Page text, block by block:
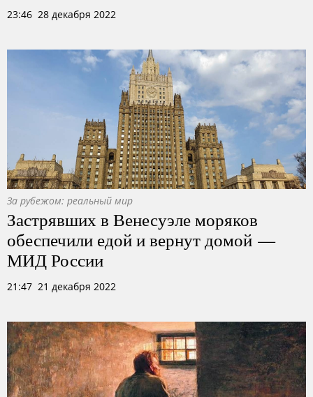
23:46 28 декабря 2022
За рубежом: реальный мир
Застрявших в Венесуэле моряков
обеспечили едой и вернут домой —
МИД России
21:47 21 декабря 2022